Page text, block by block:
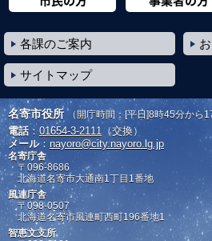
各課のご案内
サイトマップ
名寄市役所 （開庁時間：[平日]8時45分から
電話 ： 01654-3-2111 （交換）
メール： nayoro@city.nayoro.lg.jp
名寄庁舎
〒096-8686
北海道名寄市大通南1丁目1番地
風連庁舎
〒098-0507
北海道名寄市風連町西町196番地1
智恵文支所